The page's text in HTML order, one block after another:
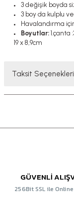
3 değişik boyda
3 boy da kulplu
Havalandırma
Boyutlar:1.çanta
19 x 8,9cm
Taksit Seçenekleri
GÜVENLİ
256Bit SSL ile